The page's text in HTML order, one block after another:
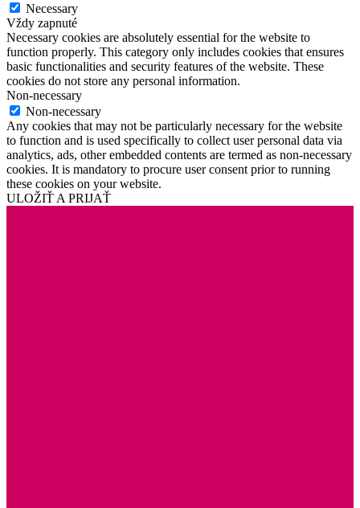
Necessary
Vždy zapnuté
Necessary cookies are absolutely essential for the website to
function properly. This category only includes cookies that ensures
basic functionalities and security features of the website. These
cookies do not store any personal information.
Non-necessary
Non-necessary
Any cookies that may not be particularly necessary for the website
to function and is used specifically to collect user personal data via
analytics, ads, other embedded contents are termed as non-necessary
cookies. It is mandatory to procure user consent prior to running
these cookies on your website.
ULOŽIŤ A PRIJAŤ